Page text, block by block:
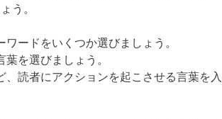
う。
ードをいくつか選びましょう。
を選びましょう。
読者にアクションを起こさせる言葉を入